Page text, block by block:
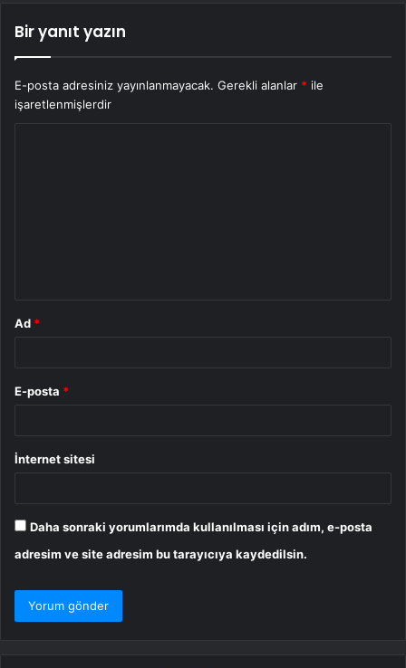
Bir yanıt yazın
E-posta adresiniz yayınlanmayacak. Gerekli alanlar * ile
işaretlenmişlerdir
Ad *
E-posta *
İnternet sitesi
Daha sonraki yorumlarımda kullanılması için adım, e-posta
adresim ve site adresim bu tarayıcıya kaydedilsin.